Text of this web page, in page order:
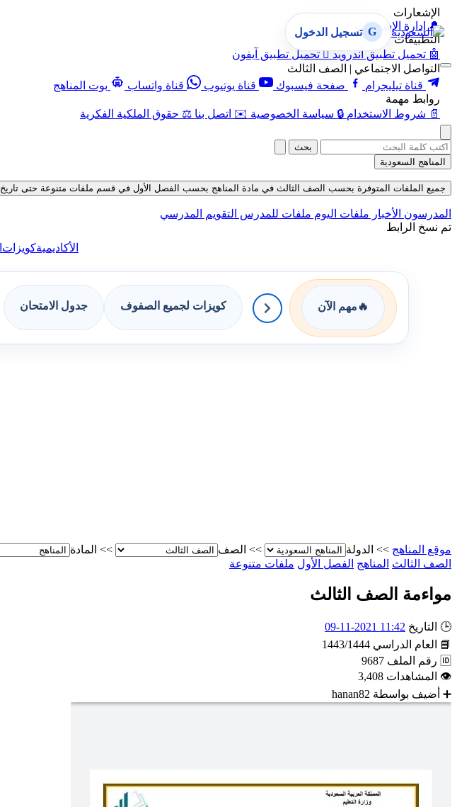
الإشعارات
🔔 إدارة الإشعارات
التطبيقات
🤖 تحميل تطبيق أندرويد  تحميل تطبيق آيفون
التواصل الاجتماعي | الصف الثالث
قناة تيليجرام
صفحة فيسبوك قناة يوتيوب قناة واتساب
بوت المناهج
روابط مهمة
📄 شروط الاستخدام 🔒 سياسة الخصوصية ✉️ اتصل بنا ⚖️ حقوق الملكية الفكرية
G تسجيل الدخول
بحث
المناهج السعودية
جميع الملفات المتوفرة بحسب الصف الثالث في مادة المناهج بحسب الفصل الأول في قسم ملفات متنوعة حتى تاريخ 10-08-2026
المدرسون الأخبار ملفات اليوم ملفات للمدرس التقويم المدرسي
تم نسخ الرابط
الأكاديميةكويزات
🔥 مهم الآن كويزات لجميع الصفوف جدول الامتحان
موقع المناهج >> الدولة >> الصف >> المادة
الصف الثالث المناهج الفصل الأول ملفات متنوعة
مواءمة الصف الثالث
🕒 التاريخ 11:42 2021-11-09
📘
العام الدراسي 1443/1444
🆔 رقم الملف 9687
👁 المشاهدات 3,408
➕ أضيف بواسطة hanan82